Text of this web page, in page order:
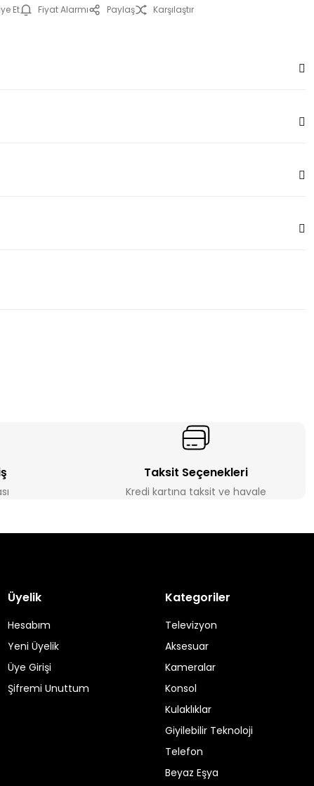
Et Fiyat Alarmı Paylaş Karşılaştır
Taksit Seçenekleri
Kredi kartına taksit ve havale
Üyelik
Hesabım
Yeni Üyelik
Üye Girişi
Şifremi Unuttum
Kategoriler
Televizyon
Aksesuar
Kameralar
Konsol
Kulaklıklar
Giyilebilir Teknoloji
Telefon
Beyaz Eşya